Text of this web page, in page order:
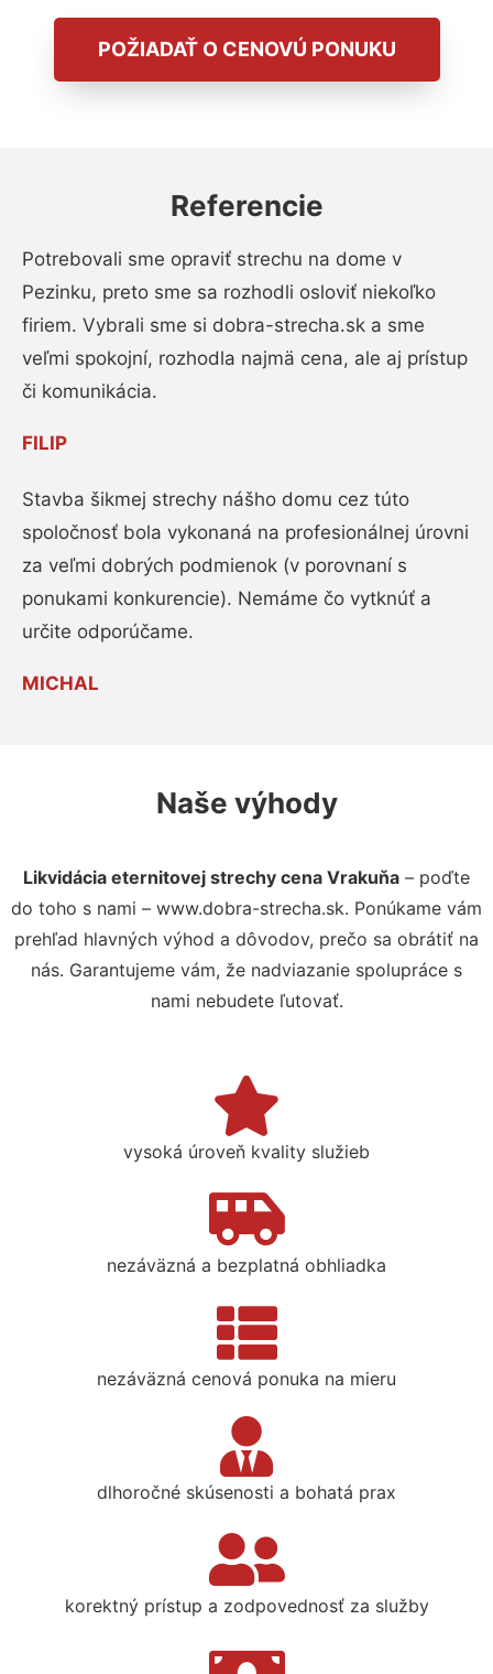
POŽIADAŤ O CENOVÚ PONUKU
Referencie
Potrebovali sme opraviť strechu na dome v
Pezinku, preto sme sa rozhodli osloviť niekoľko
firiem. Vybrali sme si dobra-strecha.sk a sme
veľmi spokojní, rozhodla najmä cena, ale aj prístup
či komunikácia.
FILIP
Stavba šikmej strechy nášho domu cez túto
spoločnosť bola vykonaná na profesionálnej úrovni
za veľmi dobrých podmienok (v porovnaní s
ponukami konkurencie). Nemáme čo vytknúť a
určite odporúčame.
MICHAL
Naše výhody
Likvidácia eternitovej strechy cena Vrakuňa – poďte
do toho s nami – www.dobra-strecha.sk. Ponúkame vám
prehľad hlavných výhod a dôvodov, prečo sa obrátiť na
nás. Garantujeme vám, že nadviazanie spolupráce s
nami nebudete ľutovať.
vysoká úroveň kvality služieb
nezáväzná a bezplatná obhliadka
nezáväzná cenová ponuka na mieru
dlhoročné skúsenosti a bohatá prax
korektný prístup a zodpovednosť za služby